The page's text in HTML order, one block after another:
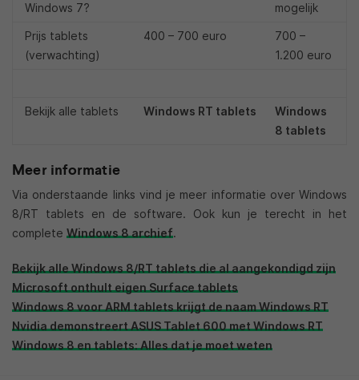
Windows 7?
mogelijk
Prijs tablets
(verwachting)
400 – 700 euro
700 –
1.200 euro
Bekijk alle tablets Windows RT tablets
Windows
8 tablets
Meer informatie
Via onderstaande links vind je meer informatie over Windows
8/RT tablets en de software. Ook kun je terecht in het
complete Windows 8 archief.
Bekijk alle Windows 8/RT tablets die al aangekondigd zijn
Microsoft onthult eigen Surface tablets
Windows 8 voor ARM tablets krijgt de naam Windows RT
Nvidia demonstreert ASUS Tablet 600 met Windows RT
Windows 8 en tablets: Alles dat je moet weten